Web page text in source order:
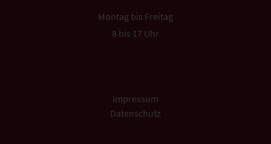
Montag bis Freitag
8 bis 17 Uhr
Impressum
Datenschutz